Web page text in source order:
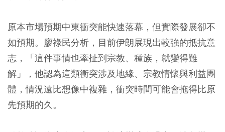
原本市場預期中東衝突能快速落幕，但實際發展卻不
如預期。廖祿民分析，目前伊朗展現出較強的抵抗意
志，「這件事情也牽扯到宗教、種族，就變得難
解」，他認為這類衝突涉及地緣、宗教情懷與利益團
體，情況遠比想像中複雜，衝突時間可能會拖得比原
先預期的久。